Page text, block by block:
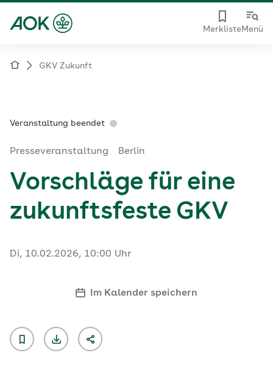
MerklisteMenü
GKV Zukunft
Veranstaltung beendet
Presseveranstaltung Berlin
Vorschläge für eine
zukunftsfeste GKV
Di, 10.02.2026, 10:00 Uhr
Im Kalender speichern